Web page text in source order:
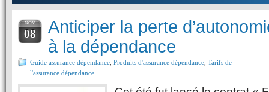
NOV
08
Anticiper la perte
à la dépendance
Guide assurance dépendance Produits d'assurance dépendance Tarifs de
l'assurance dépendance